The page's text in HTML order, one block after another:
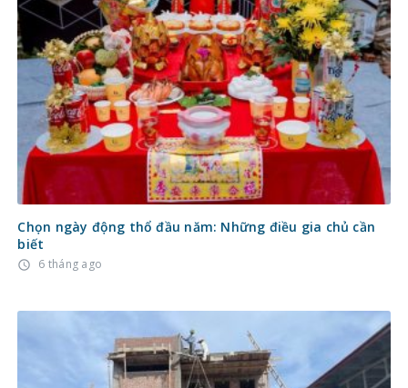
Chọn ngày động thổ đầu năm: Những điều gia chủ cần
biết
access_time 6 tháng ago